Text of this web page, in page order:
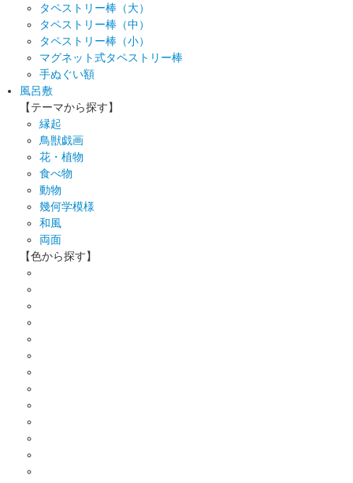
タペストリー棒（大）
タペストリー棒（中）
タペストリー棒（小）
マグネット式タペストリー棒
手ぬぐい額
風呂敷
【テーマから探す】
縁起
鳥獣戯画
花・植物
食べ物
動物
幾何学模様
和風
両面
【色から探す】